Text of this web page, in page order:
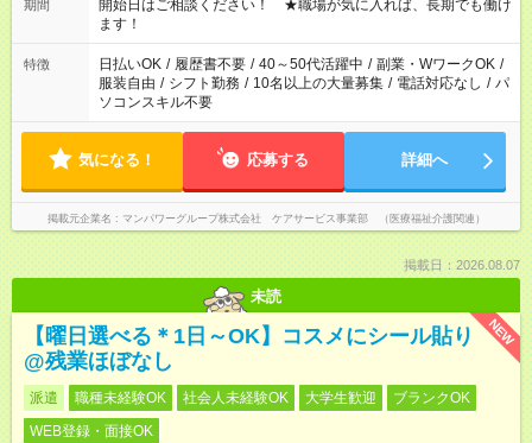
業はご案内が難しい場合があります
期間
開始日はご相談ください！ ★職場が気に入れば、長期でも働け
ます！
特徴 日払いOK / 履歴書不要 / 40～50代活躍中 / 副業・WワークOK /
服装自由 / シフト勤務 / 10名以上の大量募集 / 電話対応なし / パ
ソコンスキル不要
気になる！ 応募する 詳細へ
掲載元企業名 マンパワーグループ株式会社 ケアサービス事業部 （医療福祉介護関連）
掲載日：2026.08.07
未読
NEW
【曜日選べる＊1日～OK】コスメにシール貼り
@残業ほぼなし
派遣 職種未経験OK 社会人未経験OK 大学生歓迎
ブランクOK
WEB登録・面接OK